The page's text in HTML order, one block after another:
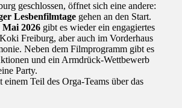
geschlossen, öffnet sich eine andere:
Lesbenfilmtagegehen an den Start.
Mai 2026gibt es wieder ein engagiertes
Freiburg, aber auch im Vorderhaus
Neben dem Filmprogramm gibt es
und ein Armdrück-Wettbewerb
Party.
einem Teil des Orga-Teams über das